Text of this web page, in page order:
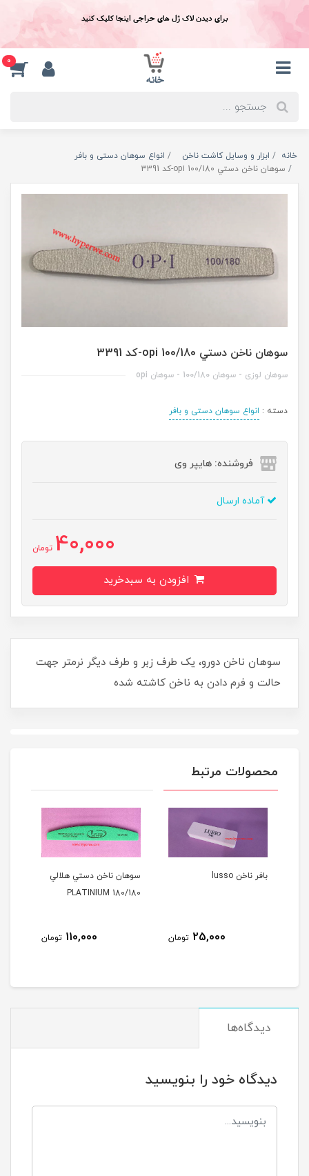
برای دیدن لاک ژل های حراجی اینجا کلیک کنید
0
خانه ابزار و وسایل کاشت ناخن
انواع سوهان دستی و بافر
سوهان ناخن دستي opi 100/180-کد 3391
سوهان ناخن دستي opi 100/180-کد 3391
سوهان لوزی - سوهان 100/180 - سوهان opi
دسته : انواع سوهان دستی و بافر
فروشنده: هایپر وی
آماده ارسال
40,000 تومان
سوهان ناخن دورو، يک طرف زبر و طرف ديگر نرمتر جهت
حالت و فرم دادن به ناخن کاشته شده
محصولات مرتبط
بافر ناخن lusso
25,000 تومان
سوهان ناخن دستي هلالي
PLATINIUM 180/180
110,000 تومان
دیدگاه‌ها
دیدگاه خود را بنویسید